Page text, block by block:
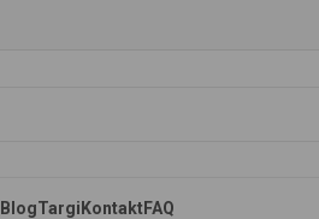
BlogTargi KontaktFAQ